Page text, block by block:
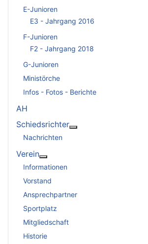
E-Junioren
E3 - Jahrgang 2016
F-Junioren
F2 - Jahrgang 2018
G-Junioren
Ministörche
Infos - Fotos - Berichte
AH
Schiedsrichter
Nachrichten
Verein
Weitere Informationen: Verein
Informationen
Vorstand
Ansprechpartner
Sportplatz
Mitgliedschaft
Historie